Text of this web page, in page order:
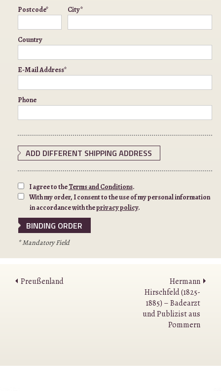
Postcode* City*
Country
E-Mail Address*
Phone
ADD DIFFERENT SHIPPING ADDRESS
I agree to theTerms and Conditions.
With my order, I consent to the use of my personal information
in accordance with theprivacy policy.
* Mandatory Field
Preußenland
Hermann
Hirschfeld (1825-
1885) – Badearzt
und Publizist aus
Pommern